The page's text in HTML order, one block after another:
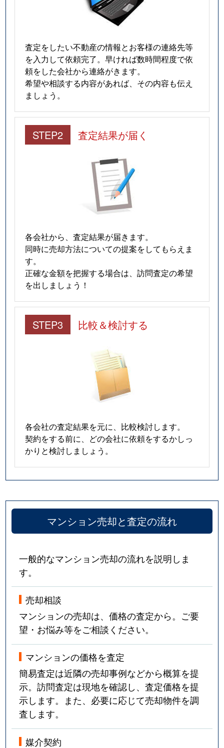
査定をしたい不動産の情報とお客様の連絡先等
を入力して依頼完了。早ければ数時間程度で依
頼をした会社から連絡がきます。
希望や相談する内容があれば、その内容も伝え
ましょう。
STEP2 査定結果が届く
各会社から、査定結果が届きます。
同時に売却方法についての提案をしてもらえま
す。
正確な金額を把握する場合は、訪問査定の希望
を出しましょう！
STEP3 比較＆検討する
各会社の査定結果を元に、比較検討します。
契約をする前に、どの会社に依頼をするかしっ
かりと検討しましょう。
マンション売却と査定の流れ
一般的なマンション売却の流れを説明しま
す。
売却相談
マンションの売却は、価格の査定から。ご要
望・お悩み等をご相談ください。
マンションの価格を査定
簡易査定は近隣の売却事例などから概算を提
示。訪問査定は現地を確認し、査定価格を提
示します。また、必要に応じて売却物件を調
査します。
媒介契約